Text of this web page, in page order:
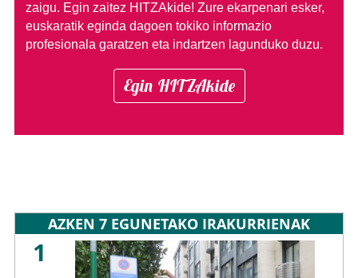
zaigu. Egin zaitez HITZAkide! Zure ekarpenari esker,
euskaratik eginda dagoen tokiko informazio
profesionala garatzen eta indartzen lagunduko duzu.
Egin HITZAkide
AZKEN 7 EGUNETAKO IRAKURRIENAK
1